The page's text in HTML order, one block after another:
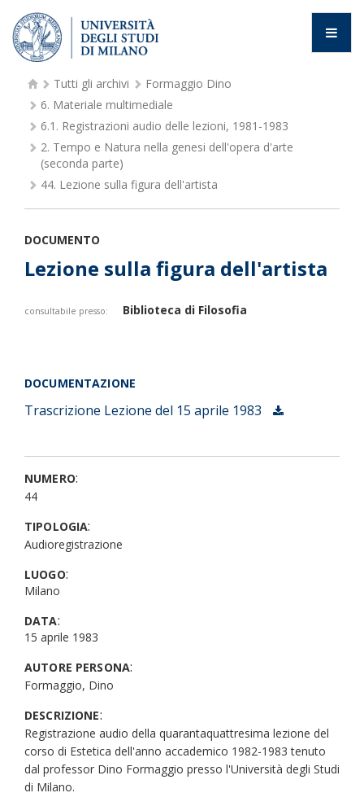
Tutti gli archivi
Formaggio Dino
6. Materiale multimediale
6.1. Registrazioni audio delle lezioni, 1981-1983
2. Tempo e Natura nella genesi dell'opera d'arte
(seconda parte)
44. Lezione sulla figura dell'artista
DOCUMENTO
Lezione sulla figura dell'artista
consultabile presso: Biblioteca di Filosofia
DOCUMENTAZIONE
Trascrizione Lezione del 15 aprile 1983
NUMERO:
44
TIPOLOGIA:
Audioregistrazione
LUOGO:
Milano
DATA:
15 aprile 1983
AUTORE PERSONA:
Formaggio, Dino
DESCRIZIONE:
Registrazione audio della quarantaquattresima lezione del
corso di Estetica dell'anno accademico 1982-1983 tenuto
dal professor Dino Formaggio presso l'Università degli Studi
di Milano.